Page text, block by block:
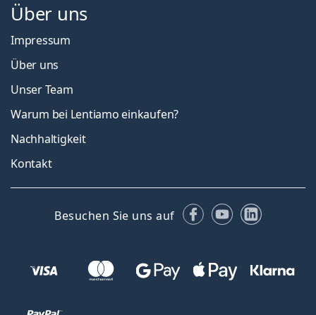
Über uns
Impressum
Über uns
Unser Team
Warum bei Lentiamo einkaufen?
Nachhaltigkeit
Kontakt
Besuchen Sie uns auf Facebook
YouTubeLinkedIn